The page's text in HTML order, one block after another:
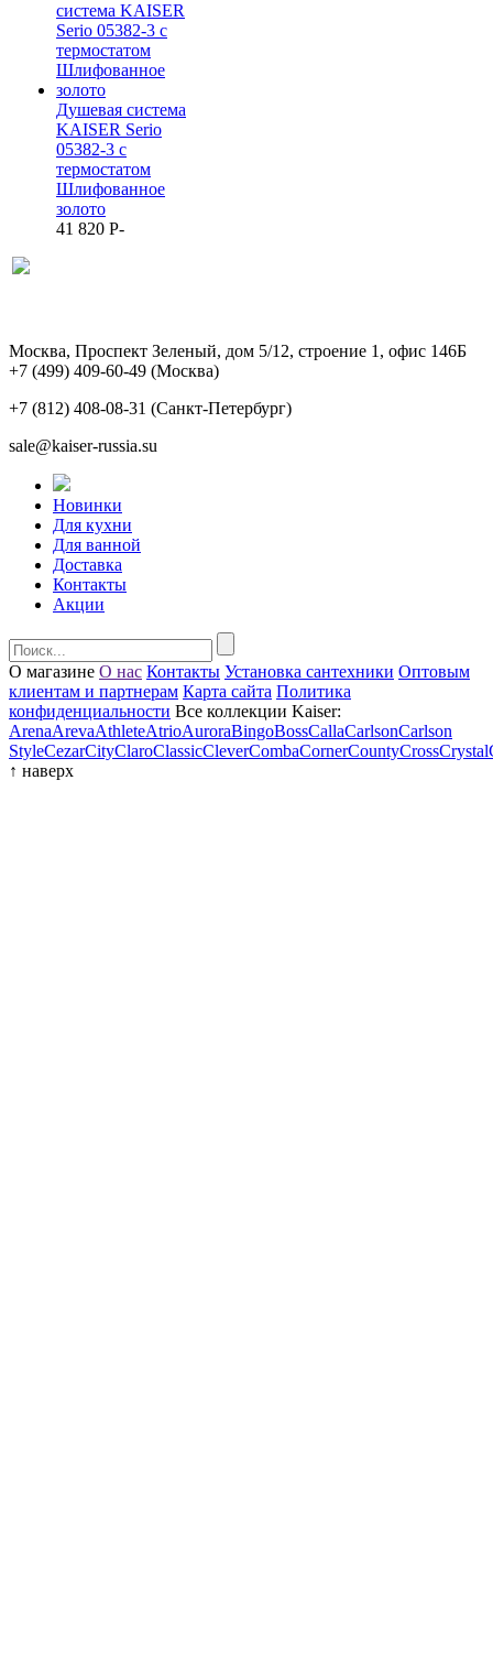
Душевая система
KAISER Serio
05382-3 с
термостатом
Шлифованное
золото
41 820 P-
Москва, Проспект Зеленый, дом 5/12, строение 1, офис 146Б
+7 (499) 409-60-49 (Москва)
+7 (812) 408-08-31 (Санкт-Петербург)
sale@kaiser-russia.su
Новинки
Для кухни
Для ванной
Доставка
Контакты
Акции
О магазине О нас Контакты Установка сантехники Оптовым
клиентам и партнерам Карта сайта Политика
конфиденциальности Все коллекции Kaiser:
ArenaArevaAthleteAtrioAuroraBingoBossCallaCarlsonCarlson
StyleCezarCityClaroClassicCleverCombaCornerCountyCrossCrystal
↑ наверх